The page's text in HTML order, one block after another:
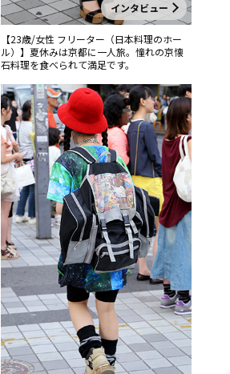
インタビュー
【23歳/女性 フリーター（日本料理のホー
ル）】夏休みは京都に一人旅。憧れの京懐
石料理を食べられて満足です。